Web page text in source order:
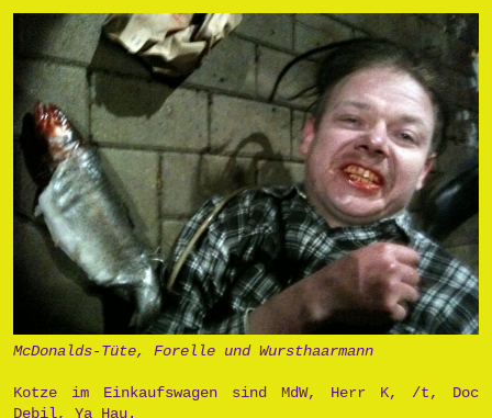
McDonalds-Tüte, Forelle und Wursthaarmann
Kotze im Einkaufswagen sind MdW, Herr K, /t, Doc
Debil, Ya Hau.